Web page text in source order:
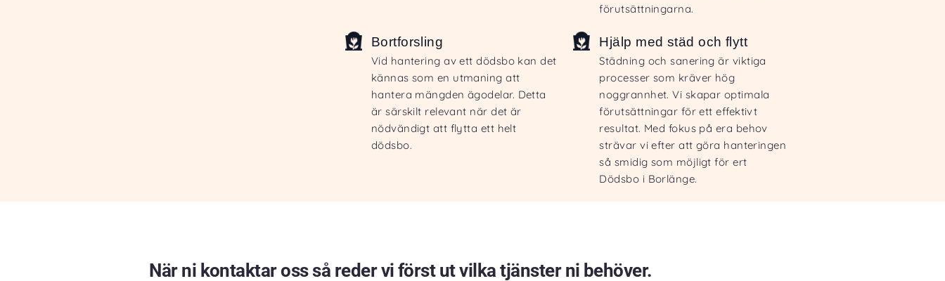
förutsättningarna.
Bortforsling
Vid hantering av ett dödsbo kan det
kännas som en utmaning att
hantera mängden ägodelar. Detta
är särskilt relevant när det är
nödvändigt att flytta ett helt
dödsbo.
Hjälp med städ och flytt
Städning och sanering är viktiga
processer som kräver hög
noggrannhet. Vi skapar optimala
förutsättningar för ett effektivt
resultat. Med fokus på era behov
strävar vi efter att göra hanteringen
så smidig som möjligt för ert
Dödsbo i Borlänge.
När ni kontaktar oss så reder vi först ut vilka tjänster ni behöver.